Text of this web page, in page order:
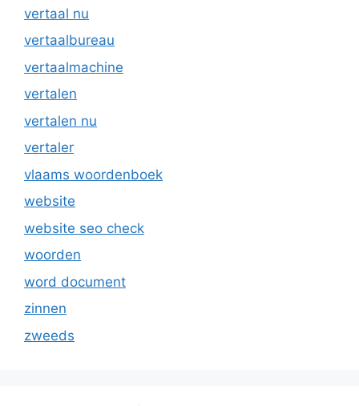
vertaal nu
vertaalbureau
vertaalmachine
vertalen
vertalen nu
vertaler
vlaams woordenboek
website
website seo check
woorden
word document
zinnen
zweeds